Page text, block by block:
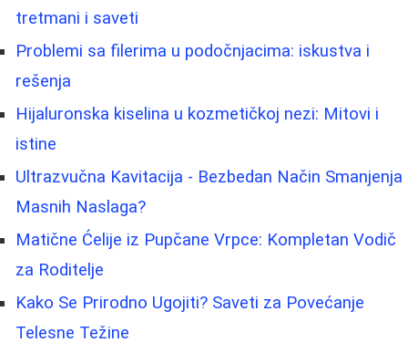
tretmani i saveti
Problemi sa filerima u podočnjacima: iskustva i
rešenja
Hijaluronska kiselina u kozmetičkoj nezi: Mitovi i
istine
Ultrazvučna Kavitacija - Bezbedan Način Smanjenja
Masnih Naslaga?
Matične Ćelije iz Pupčane Vrpce: Kompletan Vodič
za Roditelje
Kako Se Prirodno Ugojiti? Saveti za Povećanje
Telesne Težine